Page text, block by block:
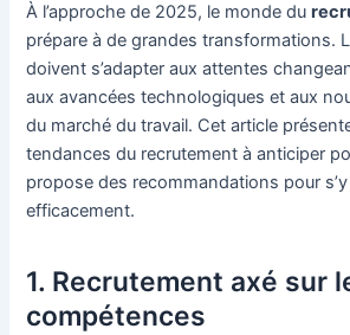
À l’approche de 2025, le monde du
prépare à de grandes transformations.
doivent s’adapter aux attentes
aux avancées technologiques et aux
du marché du travail. Cet article
tendances du recrutement à anticiper
propose des recommandations pour
efficacement.
1. Recrutement axé sur
compétences